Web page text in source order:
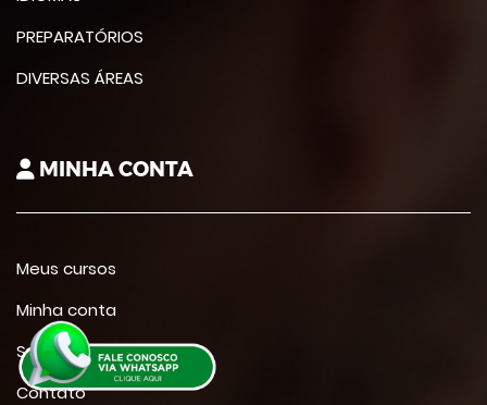
PREPARATÓRIOS
DIVERSAS ÁREAS
MINHA CONTA
Meus cursos
Minha conta
Suporte
Contato